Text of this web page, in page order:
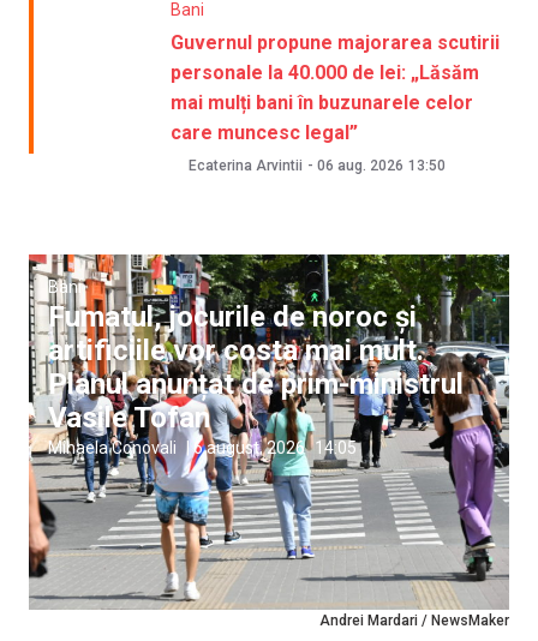
Bani
Guvernul propune majorarea scutirii
personale la 40.000 de lei: „Lăsăm
mai mulți bani în buzunarele celor
care muncesc legal”
Ecaterina Arvintii - 06 aug. 2026 13:50
Andrei Mardari / NewsMaker
Bani
Fumatul, jocurile de noroc și
artificiile vor costa mai mult.
Planul anunțat de prim-ministrul
Vasile Tofan
Mihaela Conovali | 6 august, 2026 14:05